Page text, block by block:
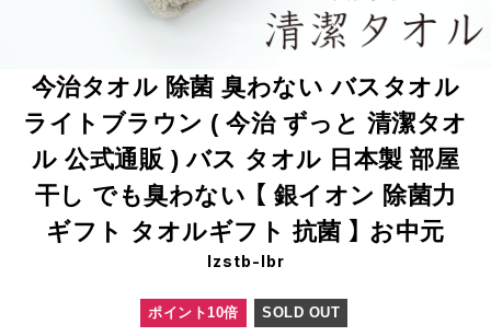
今治タオル 除菌 臭わない バスタオル
ライトブラウン ( 今治 ずっと 清潔タオ
ル 公式通販 ) バス タオル 日本製 部屋
干し でも臭わない 【 銀イオン 除菌力
ギフト タオルギフト 抗菌 】 お中元
Izstb-lbr
ポイント10倍 SOLD OUT